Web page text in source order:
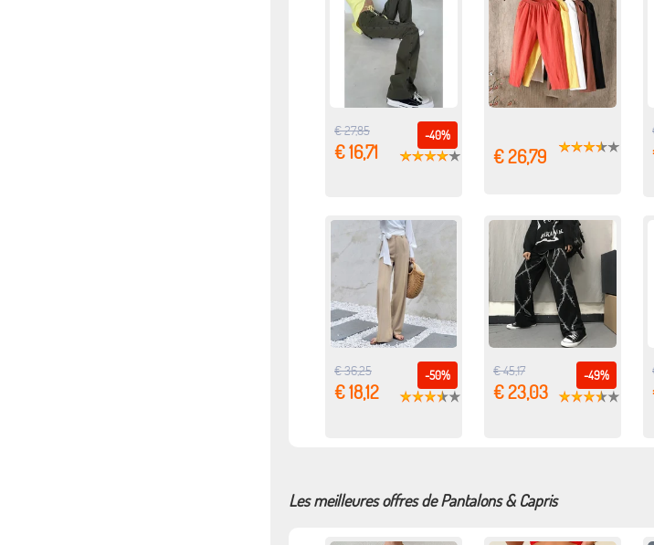
-40%
€ 27,85
€ 16,71 € 26,79
-50%
€ 36,25
€ 18,12
-49%
€ 45,17
€ 23,03
Les meilleures offres de Pantalons & Capris